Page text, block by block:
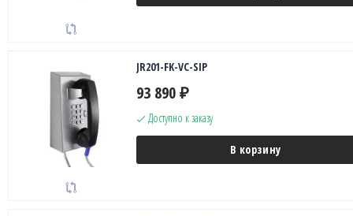
JR201-FK-VC-SIP
93 890 ₽
Доступно к заказу
В корзину